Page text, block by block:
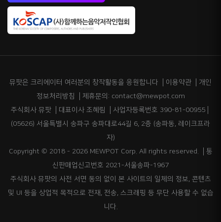
뮤팟은 크리에이터 여러분의 창작활동을 응원합니다 이용약관
개인
정보처리방침
제휴문의: contact@mewpot.com
주식회사 뮤팟
대표이사 조혜림
사업자등록번호 390-81-00955
(05626) 서울특별시 송파구 송파대로44길 6, 2층 (송파동, 레이크프라
자)
Copyright © 2018 - 2026 MEWPOT Corp. All rights reserved.
통
신판매업신고번호 2021-서울송파-1967
주식회사 뮤팟의 사전 서면 동의 없이 본 사이트의 일체의 정보, 콘텐츠
및 UI 등을 상업적 목적으로 전재, 전송, 스크래핑 등 무단 사용할 수 없습
니다.